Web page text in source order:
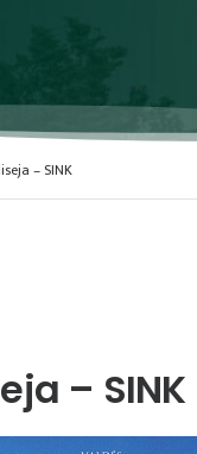
– SINK
– SINK